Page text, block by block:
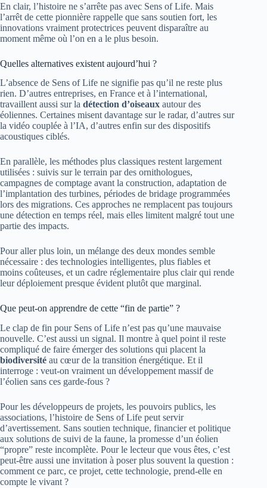
En clair, l’histoire ne s’arrête pas avec Sens of Life. Mais
l’arrêt de cette pionnière rappelle que sans soutien fort, les
innovations vraiment protectrices peuvent disparaître au
moment même où l’on en a le plus besoin.
Quelles alternatives existent aujourd’hui ?
L’absence de Sens of Life ne signifie pas qu’il ne reste plus
rien. D’autres entreprises, en France et à l’international,
travaillent aussi sur la détection d’oiseaux autour des
éoliennes. Certaines misent davantage sur le radar, d’autres sur
la vidéo couplée à l’IA, d’autres enfin sur des dispositifs
acoustiques ciblés.
En parallèle, les méthodes plus classiques restent largement
utilisées : suivis sur le terrain par des ornithologues,
campagnes de comptage avant la construction, adaptation de
l’implantation des turbines, périodes de bridage programmées
lors des migrations. Ces approches ne remplacent pas toujours
une détection en temps réel, mais elles limitent malgré tout une
partie des impacts.
Pour aller plus loin, un mélange des deux mondes semble
nécessaire : des technologies intelligentes, plus fiables et
moins coûteuses, et un cadre réglementaire plus clair qui rende
leur déploiement presque évident plutôt que marginal.
Que peut-on apprendre de cette “fin de partie” ?
Le clap de fin pour Sens of Life n’est pas qu’une mauvaise
nouvelle. C’est aussi un signal. Il montre à quel point il reste
compliqué de faire émerger des solutions qui placent la
biodiversité au cœur de la transition énergétique. Et il
interroge : veut-on vraiment un développement massif de
l’éolien sans ces garde-fous ?
Pour les développeurs de projets, les pouvoirs publics, les
associations, l’histoire de Sens of Life peut servir
d’avertissement. Sans soutien technique, financier et politique
aux solutions de suivi de la faune, la promesse d’un éolien
“propre” reste incomplète. Pour le lecteur que vous êtes, c’est
peut-être aussi une invitation à poser plus souvent la question :
comment ce parc, ce projet, cette technologie, prend-elle en
compte le vivant ?